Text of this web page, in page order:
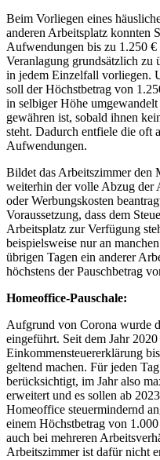
Beim Vorliegen eines
anderen Arbeitsplatz konnten
Aufwendungen bis zu 1.250 €
Veranlagung grundsätzlich zu
in jedem Einzelfall vorliegen.
soll der Höchstbetrag von
in selbiger Höhe
gewähren ist, sobald ihnen
steht. Dadurch entfiele die oft
Aufwendungen.
Bildet das Arbeitszimmer den
weiterhin der volle Abzug der
oder Werbungskosten
Voraussetzung, dass dem
Arbeitsplatz zur Verfügung
beispielsweise nur an
übrigen Tagen ein anderer
höchstens der Pauschbetrag
Homeoffice-Pauschale:
Aufgrund von Corona wurde
eingeführt. Seit dem Jahr
Einkommensteuererklärung
geltend machen. Für jeden
berücksichtigt, im Jahr also
erweitert und es sollen ab
Homeoffice steuermindernd
einem Höchstbetrag von
auch bei mehreren
Arbeitszimmer ist dafür nicht